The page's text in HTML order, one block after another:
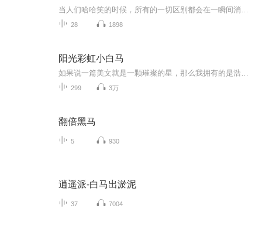
28 1898
阳光彩虹小白马
299 3万
翻倍黑马
5 930
逍遥派-白马出淤泥
37 7004